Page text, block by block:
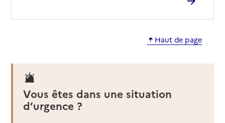
Haut de page
Vous êtes dans une situation
d’urgence ?